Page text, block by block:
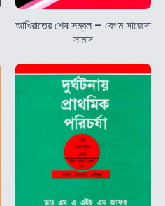
আখিরাতের শেষ সম্বল – বেগম সাজেদা
সামাদ